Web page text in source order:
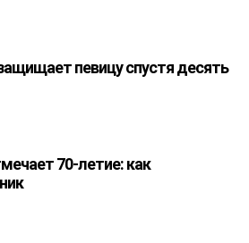
певицу спустя десять
70-летие: как